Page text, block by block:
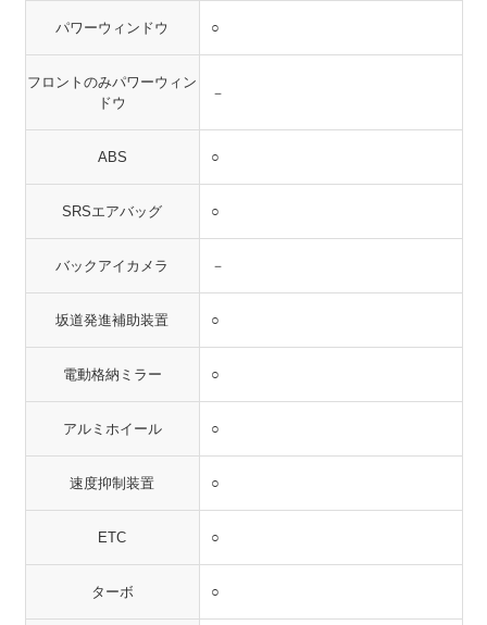
パワーウィンドウ ○
フロントのみパワーウィン
ドウ
－
ABS ○
SRSエアバッグ ○
バックアイカメラ －
坂道発進補助装置 ○
電動格納ミラー ○
アルミホイール ○
速度抑制装置 ○
ETC ○
ターボ ○